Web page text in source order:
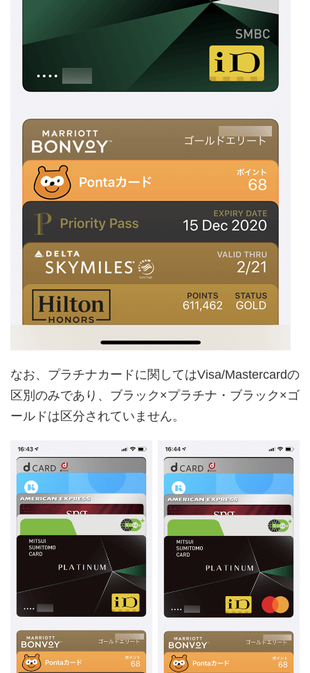
なお、プラチナカードに関してはVisa/Mastercardの
区別のみであり、ブラック×プラチナ・ブラック×ゴ
ールドは区分されていません。